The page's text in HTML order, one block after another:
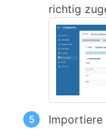
richtig
Importiere